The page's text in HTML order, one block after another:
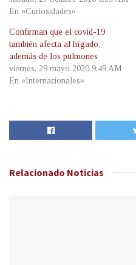
En «Curiosidades»
Confirman que el covid-19
también afecta al hígado,
además de los pulmones
viernes, 29 mayo 2020 9:49 AM
En «Internacionales»
Relacionado Noticias